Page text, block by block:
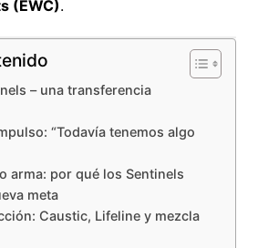
(EWC).
– una transferencia
“Todavía tenemos algo
arma: por qué los Sentinels
meta
Caustic, Lifeline y mezcla